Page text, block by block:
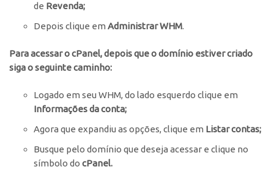
de Revenda;
Depois clique em Administrar WHM.
Para acessar o cPanel, depois que o domínio estiver criado
siga o seguinte caminho:
Logado em seu WHM, do lado esquerdo clique em
Informações da conta;
Agora que expandiu as opções, clique em Listar contas;
Busque pelo domínio que deseja acessar e clique no
símbolo do cPanel.